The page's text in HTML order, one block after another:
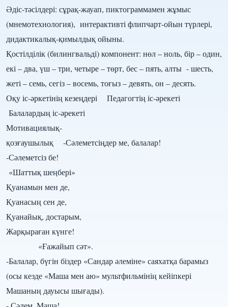
Әдіс-тәсілдері: сұрақ-жауап, пиктограммамен жұмыс
(мнемотехнология), интерактивті флипчарт-ойын түрлері,
дидактикалық-қимылдық ойыны.
Қостілділік (билингвальді) компонент: нөл – ноль, бір – один,
екі – два, үш – три, четыре – төрт, бес – пять, алты - шесть,
жеті – семь, сегіз – восемь, тоғыз – девять, он – десять.
Оқу іс-әркетінің кезеңдері Педагогтің іс-әрекеті
Балалардың іс-әрекеті
Мотивациялық-
қозғаушылық -Сәлеметсіңдер ме, балалар!
-Сәлеметсіз бе!
«Шаттық шеңбері»
Қуанамын мен де,
Қуанасың сен де,
Қуанайық, достарым,
Жарқыраған күнге!
«Ғажайып сәт».
-Балалар, бүгін біздер «Сандар әлеміне» саяхатқа барамыз
(осы кезде «Маша мен аю» мультфильмінің кейіпкері
Машаның дауысы шығады).